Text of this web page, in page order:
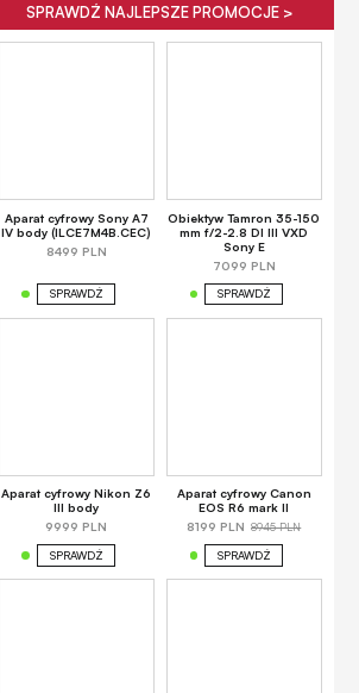
SPRAWDŹ NAJLEPSZE PROMOCJE >
Aparat cyfrowy Sony A7
IV body (ILCE7M4B.CEC)
8499 PLN
SPRAWDŹ
Obiektyw Tamron 35-150
mm f/2-2.8 DI III VXD
Sony E
7099 PLN
SPRAWDŹ
Aparat cyfrowy Nikon Z6
III body
9999 PLN
SPRAWDŹ
Aparat cyfrowy Canon
EOS R6 mark II
8199 PLN 8945 PLN
SPRAWDŹ